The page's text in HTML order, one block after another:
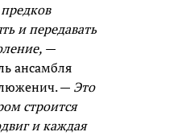
и передавать
—
ансамбля
— Это
строится
и каждая